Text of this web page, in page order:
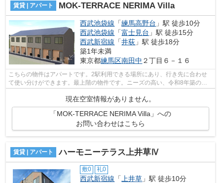
賃貸 | アパート MOK-TERRACE NERIMA Villa
西武池袋線 「練馬高野台 」駅 徒歩10分
西武池袋線 「富士見台 」駅 徒歩15分
西武新宿線 「井荻 」駅 徒歩18分
築1年未満
東京都練馬区南田中 ２丁目６－１６
こちらの物件はアパートです。2駅利用できる場所にあり、行き先に合わせ
て使い分けができます。最上階の物件です。ニーズの高い、令和8年築の物
現在空室情報がありません。
「MOK-TERRACE NERIMA Villa」への
お問い合わせはこちら
賃貸 | アパート ハーモニーテラス上井草Ⅳ
敷0 礼0
西武新宿線 「 上井草 」駅 徒歩10分